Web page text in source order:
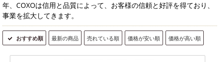
年、COXOは信用と品質によって、お客様の信頼と好評を得ており、
事業を拡大してきます。
おすすめ順 最新の商品 売れている順 価格が安い順 価格が高い順